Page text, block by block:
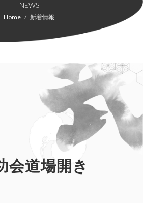
NEWS
Home 新着情報
会道場開き